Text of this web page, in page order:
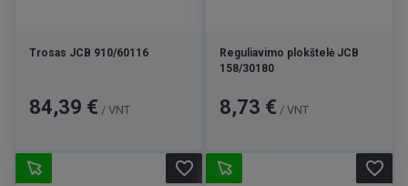
Trosas JCB 910/60116
Kaina
84,39 € / VNT
Reguliavimo plokštelė JCB
158/30180
Kaina
8,73 € / VNT
favorite_border favorite_border